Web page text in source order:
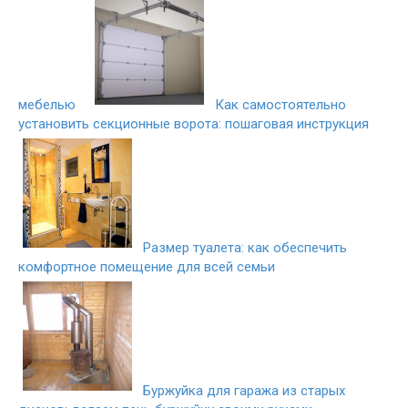
мебелью
Как самостоятельно
установить секционные ворота: пошаговая инструкция
Размер туалета: как обеспечить
комфортное помещение для всей семьи
Буржуйка для гаража из старых